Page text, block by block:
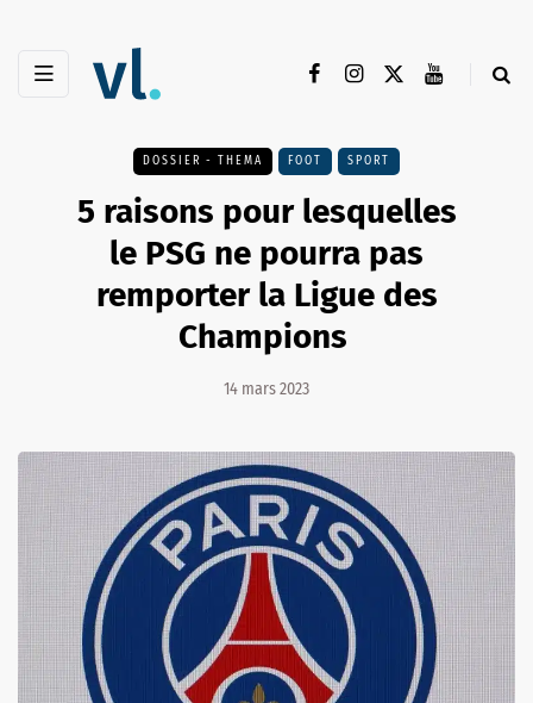
DOSSIER - THEMA FOOT SPORT
5 raisons pour lesquelles
le PSG ne pourra pas
remporter la Ligue des
Champions
14 mars 2023